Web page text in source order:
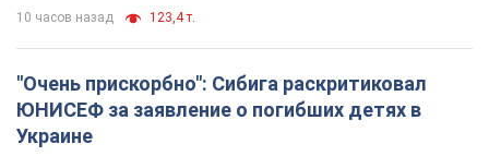
10 часов назад 123,4 т.
"Очень прискорбно": Сибига раскритиковал
ЮНИСЕФ за заявление о погибших детях в
Украине